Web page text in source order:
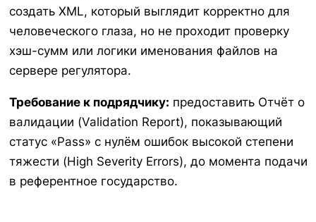
создать XML, который выглядит корректно для
человеческого глаза, но не проходит проверку
хэш-сумм или логики именования файлов на
сервере регулятора.
Требование к подрядчику: предоставить Отчёт о
валидации (Validation Report), показывающий
статус «Pass» с нулём ошибок высокой степени
тяжести (High Severity Errors), до момента подачи
в референтное государство.